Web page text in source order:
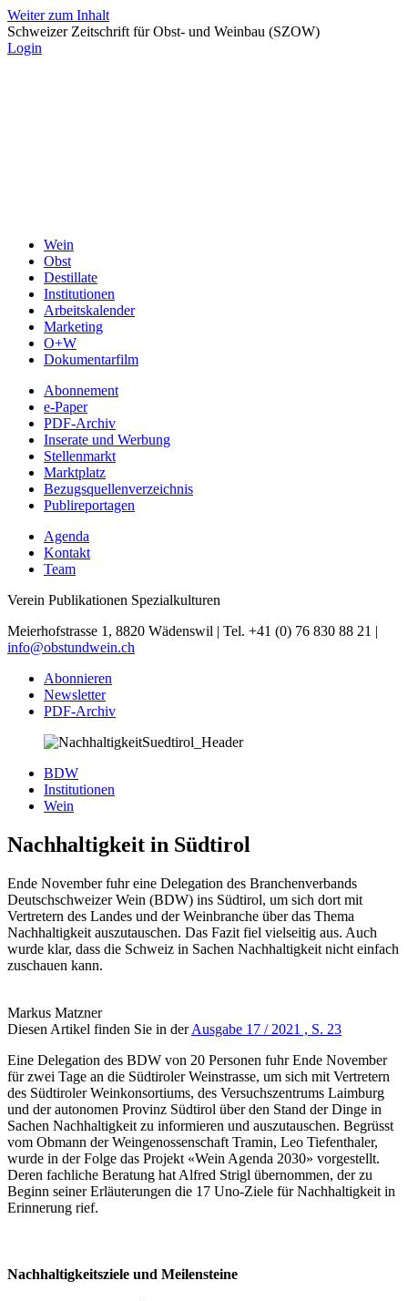
Weiter zum Inhalt
Schweizer Zeitschrift für Obst- und Weinbau (SZOW)
Login
Wein
Obst
Destillate
Institutionen
Arbeitskalender
Marketing
O+W
Dokumentarfilm
Abonnement
e-Paper
PDF-Archiv
Inserate und Werbung
Stellenmarkt
Marktplatz
Bezugsquellenverzeichnis
Publireportagen
Agenda
Kontakt
Team
Verein Publikationen Spezialkulturen
Meierhofstrasse 1, 8820 Wädenswil | Tel. +41 (0) 76 830 88 21 |
info@obstundwein.ch
Abonnieren
Newsletter
PDF-Archiv
BDW
Institutionen
Wein
Nachhaltigkeit in Südtirol
Ende November fuhr eine Delegation des Branchenverbands
Deutschschweizer Wein (BDW) ins Südtirol, um sich dort mit
Vertretern des Landes und der Weinbranche über das Thema
Nachhaltigkeit auszutauschen. Das Fazit fiel vielseitig aus. Auch
wurde klar, dass die Schweiz in Sachen Nachhaltigkeit nicht einfach
zuschauen kann.
Markus Matzner
Diesen Artikel finden Sie in derAusgabe 17 / 2021 , S. 23
Eine Delegation des BDW von 20 Personen fuhr Ende November
für zwei Tage an die Südtiroler Weinstrasse, um sich mit Vertretern
des Südtiroler Weinkonsortiums, des Versuchszentrums Laimburg
und der autonomen Provinz Südtirol über den Stand der Dinge in
Sachen Nachhaltigkeit zu informieren und auszutauschen. Begrüsst
vom Obmann der Weingenossenschaft Tramin, Leo Tiefenthaler,
wurde in der Folge das Projekt «Wein Agenda 2030» vorgestellt.
Deren fachliche Beratung hat Alfred Strigl übernommen, der zu
Beginn seiner Erläuterungen die 17 Uno-Ziele für Nachhaltigkeit in
Erinnerung rief.
Nachhaltigkeitsziele und Meilensteine